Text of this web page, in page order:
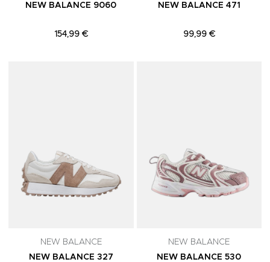
NEW BALANCE 9060
154,99 €
NEW BALANCE 471
99,99 €
NEW BALANCE
NEW BALANCE 327
NEW BALANCE
NEW BALANCE 530